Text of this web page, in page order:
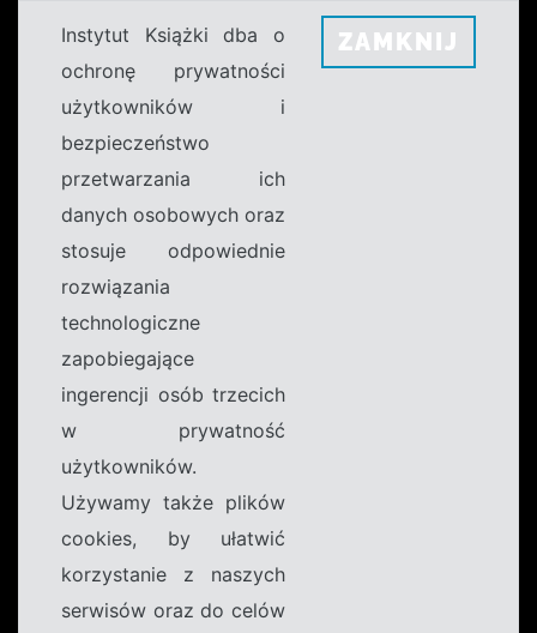
Instytut Książki dba o
ochronę prywatności
użytkowników i
bezpieczeństwo
przetwarzania ich
danych osobowych oraz
stosuje odpowiednie
rozwiązania
technologiczne
zapobiegające
ingerencji osób trzecich
w prywatność
użytkowników.
Używamy także plików
cookies, by ułatwić
korzystanie z naszych
serwisów oraz do celów
ZAMKNIJ